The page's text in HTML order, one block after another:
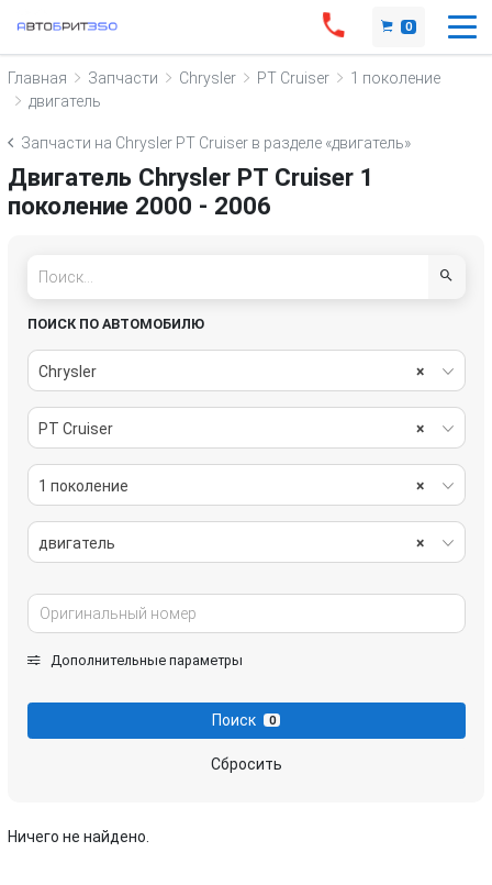
0
Главная Запчасти Chrysler PT Cruiser
1 поколение
двигатель
Запчасти на Chrysler PT Cruiser в разделе «двигатель»
Двигатель Chrysler PT Cruiser 1
поколение 2000 - 2006
ПОИСК ПО АВТОМОБИЛЮ
×
Chrysler
×
PT Cruiser
×
1 поколение
×
двигатель
Дополнительные параметры
Поиск 0
Сбросить
Ничего не найдено.